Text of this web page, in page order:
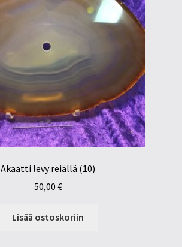
Akaatti levy reiällä (10)
50,00 €
Lisää ostoskoriin